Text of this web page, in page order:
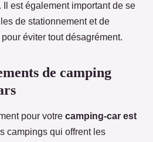
est également important de se
de stationnement et de
éviter tout désagrément.
de camping
pour votre camping-car est
campings qui offrent les